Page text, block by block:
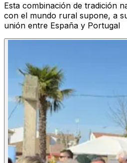
Esta combinación de tradición
con el mundo rural supone, a
unión entre España y Portugal